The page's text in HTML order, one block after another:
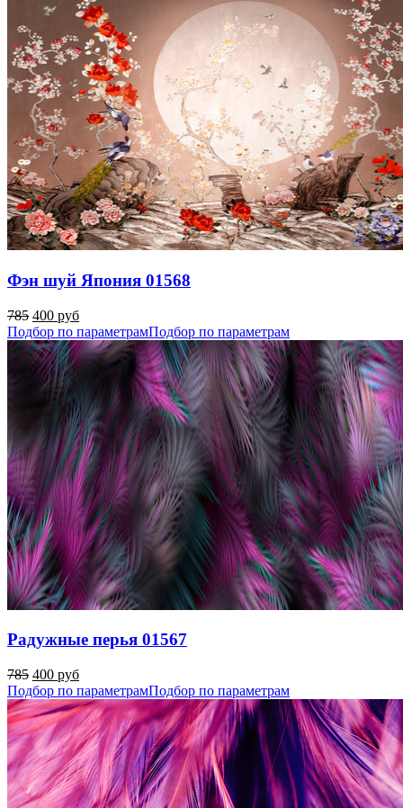
Фэн шуй Япония 01568
785 400 руб
Подбор по параметрамПодбор по параметрам
Радужные перья 01567
785 400 руб
Подбор по параметрамПодбор по параметрам